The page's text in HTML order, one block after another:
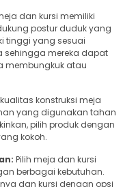
dan kursi memiliki
postur duduk yang
tinggi yang sesuai
mereka dapat
membungkuk atau
kualitas konstruksi meja
yang digunakan tahan
pilih produk dengan
kokoh.
Pilih meja dan kursi
berbagai kebutuhan.
dan kursi dengan opsi